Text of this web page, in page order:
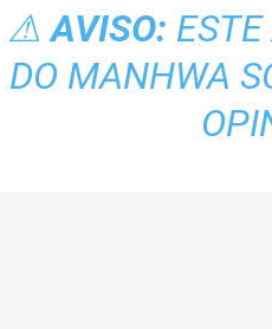
⚠AVISO:
DO MANHWA